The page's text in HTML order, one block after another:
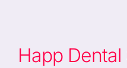
Happ